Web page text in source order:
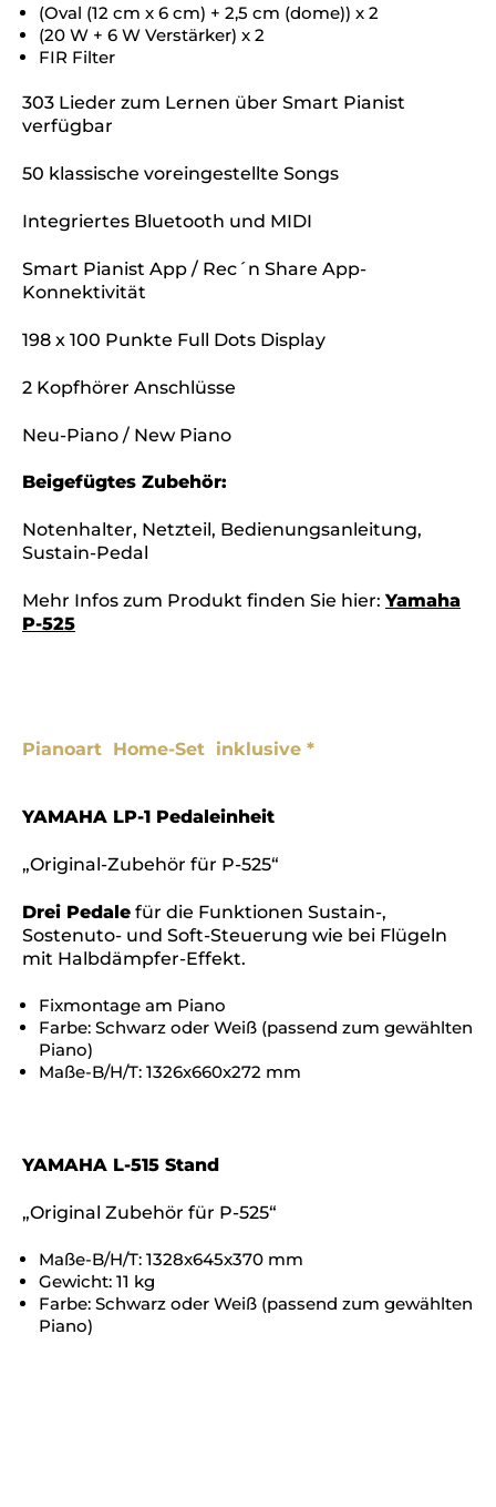
(Oval (12 cm x 6 cm) + 2,5 cm (dome)) x 2
(20 W + 6 W Verstärker) x 2
FIR Filter
303 Lieder zum Lernen über Smart Pianist
verfügbar
50 klassische voreingestellte Songs
Integriertes Bluetooth und MIDI
Smart Pianist App / Rec´n Share App-
Konnektivität
198 x 100 Punkte Full Dots Display
2 Kopfhörer Anschlüsse
Neu-Piano / New Piano
Beigefügtes Zubehör:
Notenhalter, Netzteil, Bedienungsanleitung,
Sustain-Pedal
Mehr Infos zum Produkt finden Sie hier: Yamaha
P-525
Pianoart Home-Set inklusive *
YAMAHA LP-1 Pedaleinheit
„Original-Zubehör für P-525“
Drei Pedale für die Funktionen Sustain-,
Sostenuto- und Soft-Steuerung wie bei Flügeln
mit Halbdämpfer-Effekt.
Fixmontage am Piano
Farbe: Schwarz oder Weiß (passend zum gewählten
Piano)
Maße-B/H/T: 1326x660x272 mm
YAMAHA L-515 Stand
„Original Zubehör für P-525“
Maße-B/H/T: 1328x645x370 mm
Gewicht: 11 kg
Farbe: Schwarz oder Weiß (passend zum gewählten
Piano)